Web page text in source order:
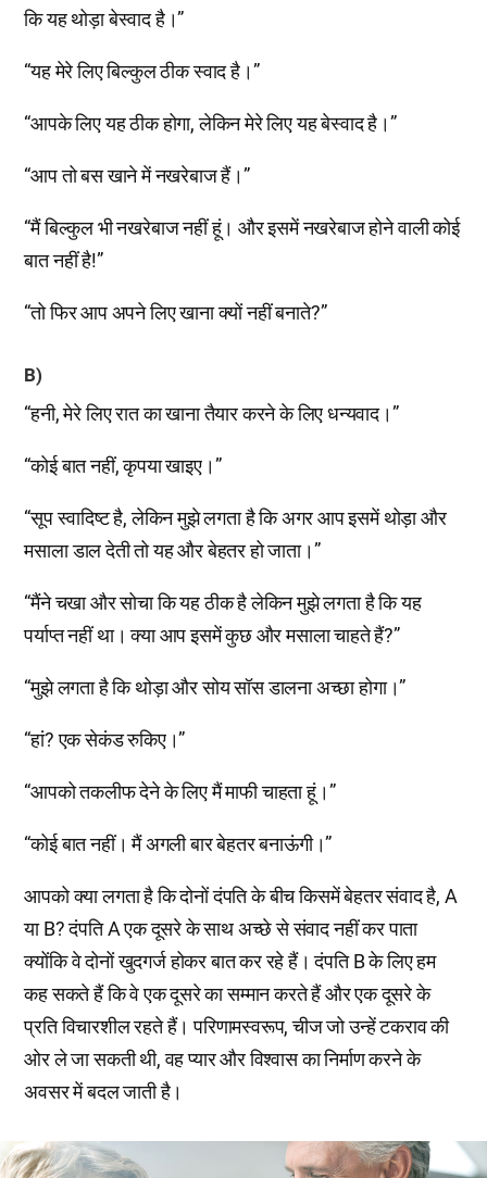
कि यह थोड़ा बेस्वाद है।”
“यह मेरे लिए बिल्कुल ठीक स्वाद है।”
“आपके लिए यह ठीक होगा, लेकिन मेरे लिए यह बेस्वाद है।”
“आप तो बस खाने में नखरेबाज हैं।”
“मैं बिल्कुल भी नखरेबाज नहीं हूं। और इसमें नखरेबाज होने वाली कोई
बात नहीं है!”
“तो फिर आप अपने लिए खाना क्यों नहीं बनाते?”
B)
“हनी, मेरे लिए रात का खाना तैयार करने के लिए धन्यवाद।”
“कोई बात नहीं, कृपया खाइए।”
“सूप स्वादिष्ट है, लेकिन मुझे लगता है कि अगर आप इसमें थोड़ा और
मसाला डाल देती तो यह और बेहतर हो जाता।”
“मैंने चखा और सोचा कि यह ठीक है लेकिन मुझे लगता है कि यह
पर्याप्त नहीं था। क्या आप इसमें कुछ और मसाला चाहते हैं?”
“मुझे लगता है कि थोड़ा और सोय सॉस डालना अच्छा होगा।”
“हां? एक सेकंड रुकिए।”
“आपको तकलीफ देने के लिए मैं माफी चाहता हूं।”
“कोई बात नहीं। मैं अगली बार बेहतर बनाऊंगी।”
आपको क्या लगता है कि दोनों दंपति के बीच किसमें बेहतर संवाद है, A
या B? दंपति A एक दूसरे के साथ अच्छे से संवाद नहीं कर पाता
क्योंकि वे दोनों खुदगर्ज होकर बात कर रहे हैं। दंपति B के लिए हम
कह सकते हैं कि वे एक दूसरे का सम्मान करते हैं और एक दूसरे के
प्रति विचारशील रहते हैं। परिणामस्वरूप, चीज जो उन्हें टकराव की
ओर ले जा सकती थी, वह प्यार और विश्वास का निर्माण करने के
अवसर में बदल जाती है।